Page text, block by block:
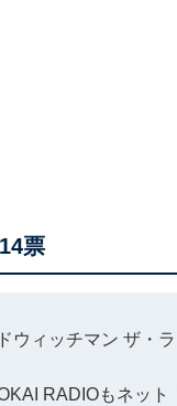
票
ウィッチマン ザ・
RADIOもネット